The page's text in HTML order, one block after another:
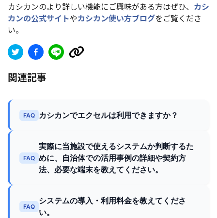
カシカンのより詳しい機能にご興味がある方はぜひ、 カシ
カンの公式サイトやカシカン使い方ブログをご覧くださ
い。
関連記事
FAQ カシカンでエクセルは利用できますか？
FAQ
実際に当施設で使えるシステムか判断するた
めに、自治体での活用事例の詳細や契約方
法、必要な端末を教えてください。
FAQ
システムの導入・利用料金を教えてくださ
い。